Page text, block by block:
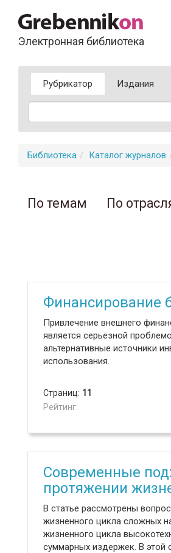
Электронная библиотека
Рубрикатор Издания
Библиотека Каталог журналов
По темам По
Финансирование
Привлечение внешнего
является серьезной
альтернативные источники
использования.
Страниц: 11
Рейтинг:
Современные
протяжении
В статье рассмотрены
жизненного цикла сложных
жизненного цикла
суммарных издержек. В этой